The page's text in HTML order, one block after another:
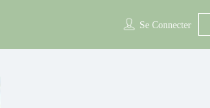
Se Connecter